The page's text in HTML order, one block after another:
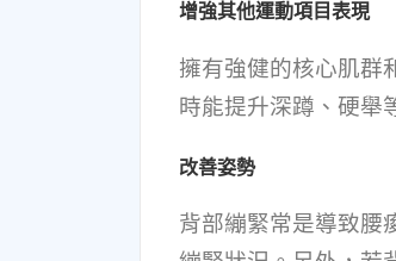
增強其他運動項目表現
擁有強健的核心肌群
時能提升深蹲、硬舉
改善姿勢
背部繃緊常是導致腰